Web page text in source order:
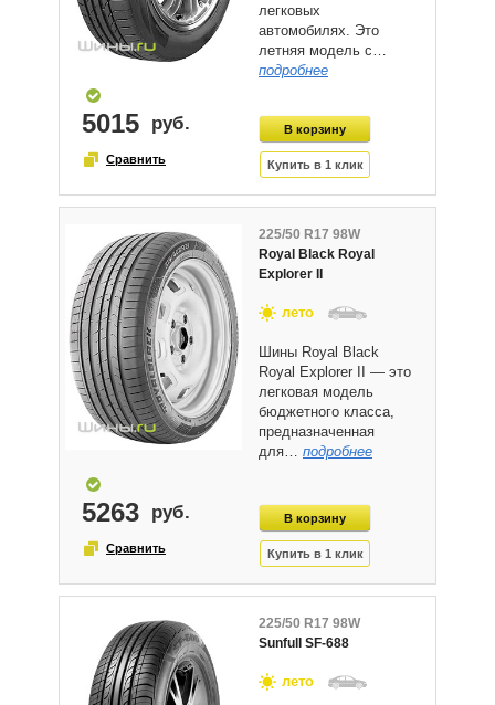
легковых
автомобилях. Это
летняя модель с…
подробнее
5015
225/50 R17 98W
Royal Black Royal
Explorer II
лето
Шины Royal Black
Royal Explorer II — это
легковая модель
бюджетного класса,
предназначенная
для… подробнее
5263
225/50 R17 98W
Sunfull SF-688
лето